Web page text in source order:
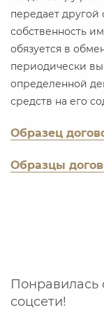
передает другой
собственность
обязуется в
периодически
определенной
средств на его
Образец
Образцы
Понравилась
соцсети!